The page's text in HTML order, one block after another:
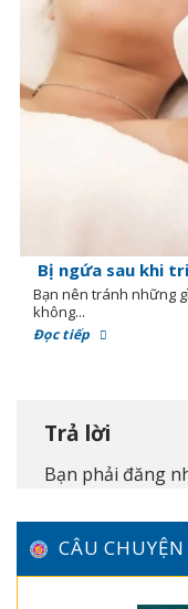
Bị ngứa sau khi
Bạn nên tránh những
không...
Đọc tiếp
Trả lời
Bạn phải đăng
CÂU